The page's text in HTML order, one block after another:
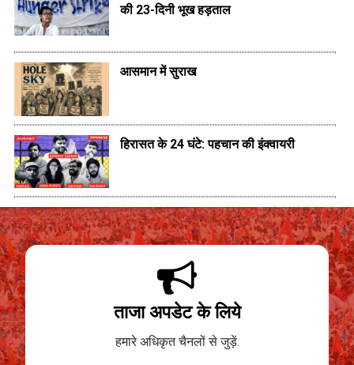
की 23-दिनी भूख हड़ताल
आसमान में सुराख
हिरासत के 24 घंटे: पहचान की इंक्वायरी
ताजा अपडेट के लिये
हमारे अधिकृत चैनलों से जुड़ें.